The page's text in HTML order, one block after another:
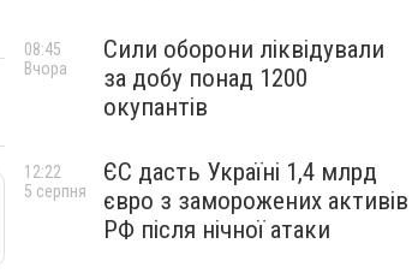
Сили оборони ліквідували
за добу понад 1200
окупантів
08:45
Вчора
ЄС дасть Україні 1,4 млрд
євро з заморожених активів
РФ після нічної атаки
12:22
5 серпня